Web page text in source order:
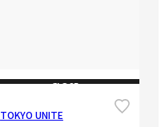
CLOSE
TOKYO UNITE